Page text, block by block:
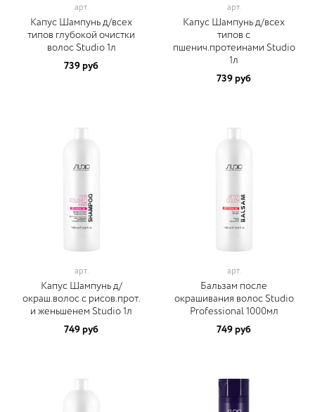
арт.
Капус Шампунь д/всех
типов глубокой очистки
волос Studio 1л
739 руб
арт.
Капус Шампунь д/всех
типов с
пшенич.протеинами Studio
1л
739 руб
арт.
Капус Шампунь д/
окраш.волос с рисов.прот.
и женьшенем Studio 1л
749 руб
арт.
Бальзам после
окрашивания волос Studio
Professional 1000мл
749 руб